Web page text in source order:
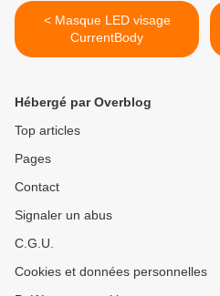
< Masque LED visage
CurrentBody
Hébergé par Overblog
Top articles
Pages
Contact
Signaler un abus
C.G.U.
Cookies et données personnelles